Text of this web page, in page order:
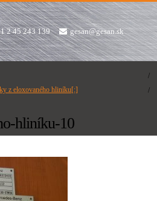
2 45 243 139 gesan@gesan.sk
z eloxovaného hliníku[:]
hliníku-10